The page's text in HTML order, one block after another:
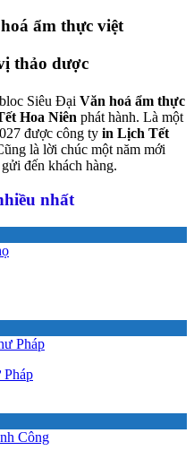
ẩm thực việt
thảo dược
Siêu Đại Văn hoá ẩm thực
Hoa Niên phát hành. Là một
được công ty in Lịch Tết
là lời chúc một năm mới
đến khách hàng.
nhất